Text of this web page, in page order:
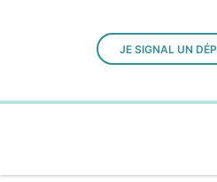
JE SIGNAL UN
0%